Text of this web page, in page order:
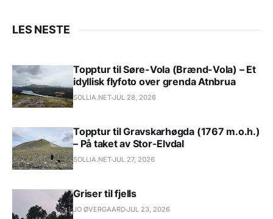
LES NESTE
Topptur til Søre-Vola (Brænd-Vola) – Et
idyllisk flyfoto over grenda Atnbrua
SOLLIA.NETJUL 28, 2026
Topptur til Gravskarhøgda (1767 m.o.h.)
– På taket av Stor-Elvdal
SOLLIA.NETJUL 27, 2026
Griser til fjells
JO ØVERGAARDJUL 23, 2026